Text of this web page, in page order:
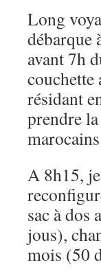
Long
débarque
avant 7h
couchette
résidant
prendre
A 8h15,
sac à dos
jous),
mois (50